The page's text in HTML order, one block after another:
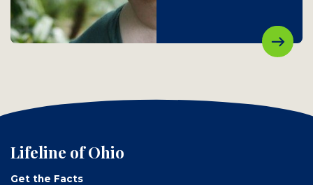
Lifeline of Ohio
Get the Facts